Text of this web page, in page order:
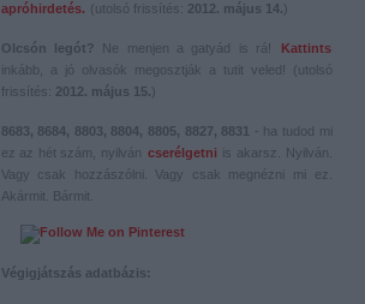
apróhirdetés. (utolsó frissítés: 2012. május 14.)
Olcsón legót? Ne menjen a gatyád is rá!
Kattints
inkább, a jó olvasók megosztják a tutit veled! (utolsó
frissítés: 2012. május 15.)
8683, 8684, 8803, 8804, 8805, 8827, 8831 - ha tudod mi
ez az hét szám, nyilván
cserélgetni
is akarsz. Nyilván.
Vagy csak hozzászólni. Vagy csak megnézni mi ez.
Akármit. Bármit.
Végigjátszás adatbázis: